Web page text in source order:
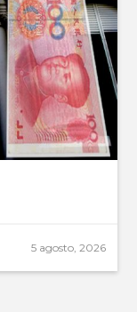
5 agosto, 2026